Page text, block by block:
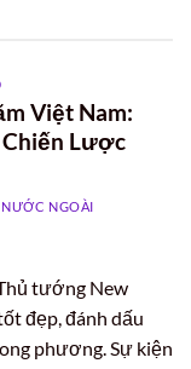
Việt Nam:
Chiến Lược
NƯỚC NGOÀI
tướng New
đẹp, đánh dấu
phương. Sự kiện